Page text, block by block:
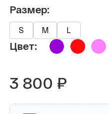
Размер:
S М L
Цвет:
3 800 ₽